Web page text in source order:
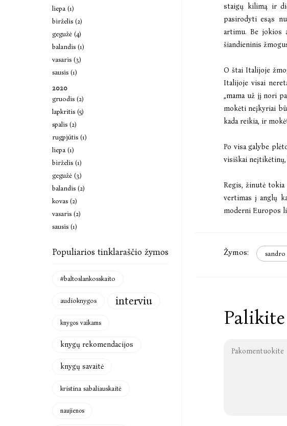
staigų kilimą ir
pasirodyti esąs
artimu. Be jokios
šiandieninis
O štai Italijoje
Italijoje visai
„mama už jį nori
mokėti neįkyriai
kada reikia, ir
Po visa galybe
visiškai
Regis, žinutė
vertimas į anglų
moderni Europos
Žymos:
liepa (1)
birželis (2)
gegužė (4)
balandis (1)
vasaris (3)
sausis (1)
2020
gruodis (2)
lapkritis (5)
spalis (2)
rugpjūtis (1)
liepa (1)
birželis (1)
gegužė (3)
balandis (2)
kovas (2)
vasaris (2)
sausis (1)
Populiarios tinklaraščio žymos
#baltoslankosskaito
audioknygos interviu
knygos vaikams
knygų rekomendacijos
knygų savaitė
kristina sabaliauskaitė
naujienos